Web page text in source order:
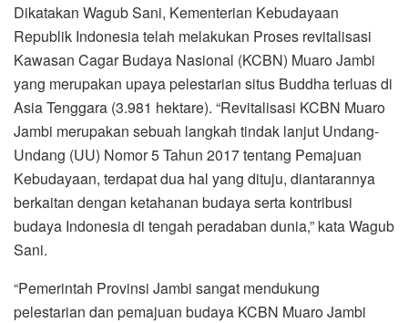
Dikatakan Wagub Sani, Kementerian Kebudayaan
Republik Indonesia telah melakukan Proses revitalisasi
Kawasan Cagar Budaya Nasional (KCBN) Muaro Jambi
yang merupakan upaya pelestarian situs Buddha terluas di
Asia Tenggara (3.981 hektare). “Revitalisasi KCBN Muaro
Jambi merupakan sebuah langkah tindak lanjut Undang-
Undang (UU) Nomor 5 Tahun 2017 tentang Pemajuan
Kebudayaan, terdapat dua hal yang dituju, diantarannya
berkaitan dengan ketahanan budaya serta kontribusi
budaya Indonesia di tengah peradaban dunia,” kata Wagub
Sani.
“Pemerintah Provinsi Jambi sangat mendukung
pelestarian dan pemajuan budaya KCBN Muaro Jambi